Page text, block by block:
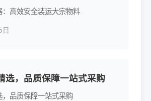
：高效安全装运大宗物料
日
选，品质保障一站式采购
，品质保障一站式采购